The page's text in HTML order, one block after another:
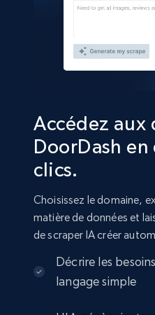
Accédez aux
DoorDash
clics.
Choisissez le domaine,
matière de données et
de scraper IA créer
Décrire les
langage simple